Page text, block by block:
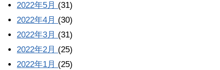
2022年5月 (31)
2022年4月 (30)
2022年3月 (31)
2022年2月 (25)
2022年1月 (25)